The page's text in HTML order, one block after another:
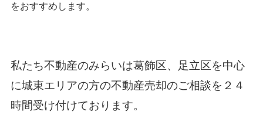
をおすすめします。
私たち不動産のみらいは葛飾区、足立区を中心
に城東エリアの方の不動産売却のご相談を２４
時間受け付けております。